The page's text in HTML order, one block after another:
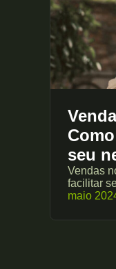
seu
Vendas
facilitar
maio